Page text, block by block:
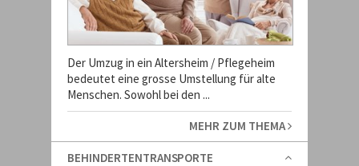
Der Umzug in ein Altersheim / Pflegeheim
bedeutet eine grosse Umstellung für alte
Menschen. Sowohl bei den ...
MEHR ZUM THEMA
BEHINDERTENTRANSPORTE